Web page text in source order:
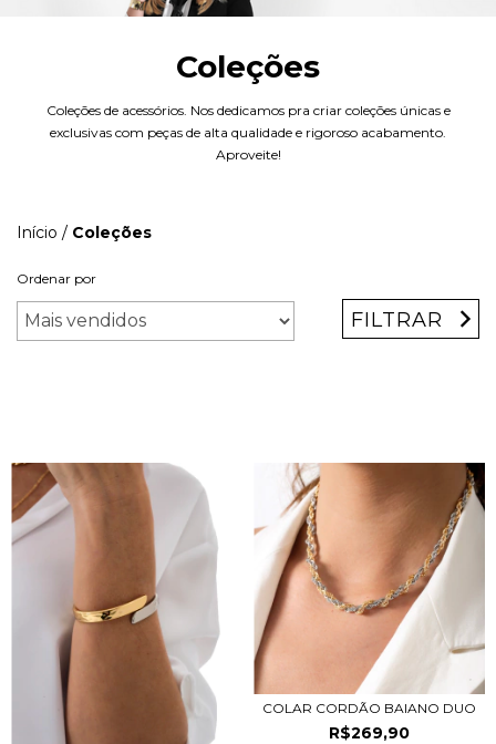
Coleções
Coleções de acessórios. Nos dedicamos pra criar coleções únicas e
exclusivas com peças de alta qualidade e rigoroso acabamento.
Aproveite!
Início / Coleções
Ordenar por
FILTRAR
COLAR CORDÃO BAIANO DUO
R$269,90